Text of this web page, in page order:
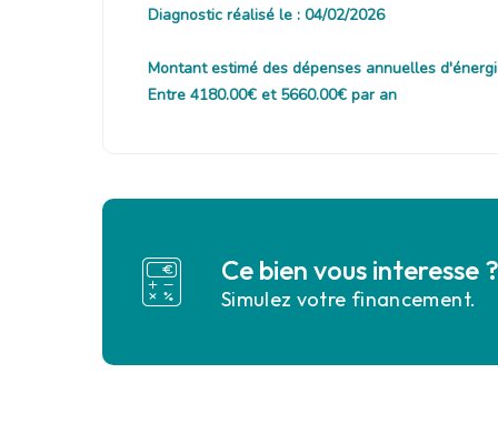
Diagnostic réalisé le : 04/02/2026
Montant estimé des dépenses annuelles
Entre 4180.00€ et 5660.00€ par an
Ce bien vous interesse ?
Simulez votre financement.